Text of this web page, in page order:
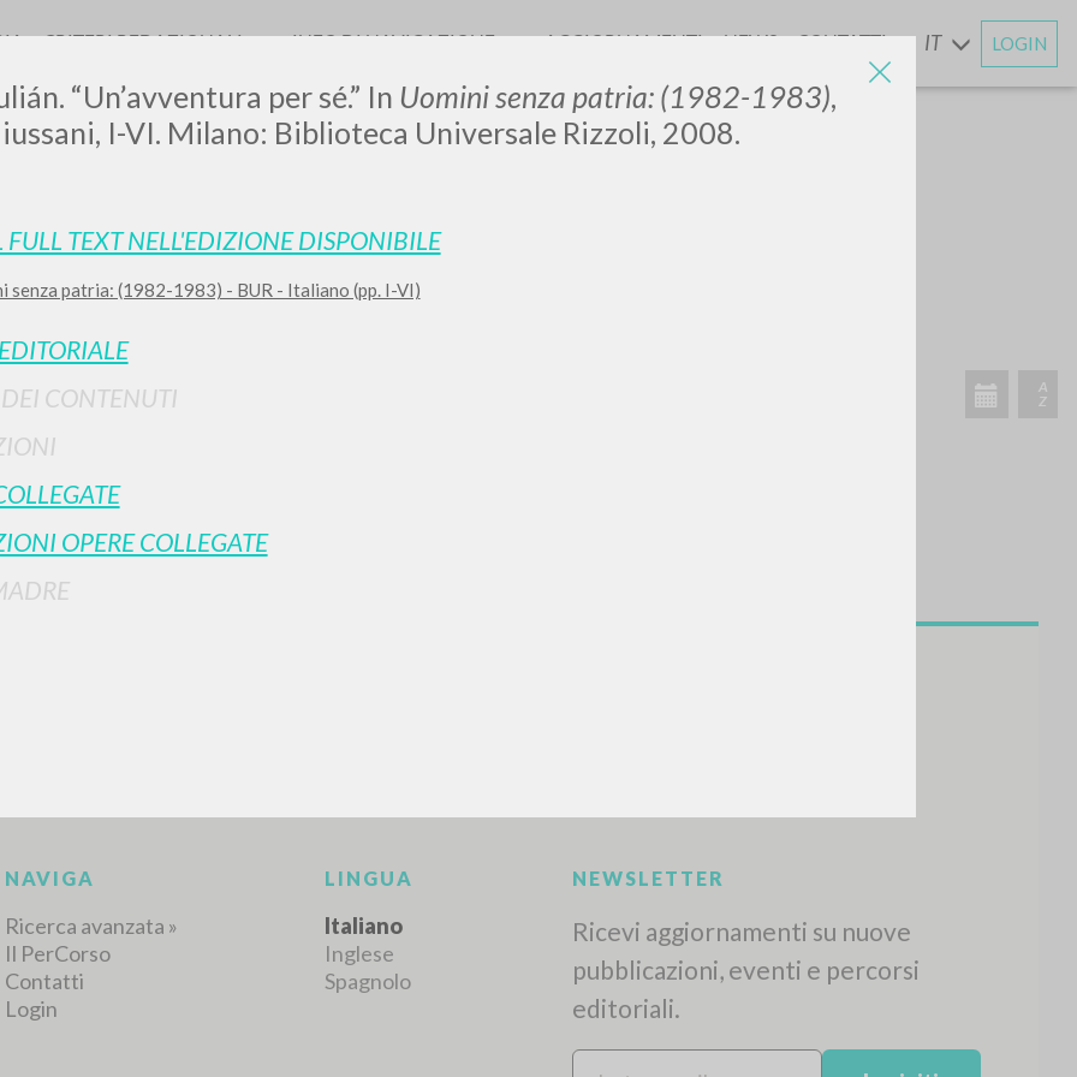
“Un’avventura per sé.” In Uomini senza patria: (1982-1983),
I-VI. Milano: Biblioteca Universale Rizzoli, 2008.
FULL TEXT NELL'EDIZIONE DISPONIBILE
senza patria: (1982-1983) - BUR - Italiano (pp. I-VI)
CONTENUTI
OPERE COLLEGATE
CRITERI REDAZIONALI INFO DI NAVIGAZIONE AGGIORNAMENTIENEWS CONTATTI IT LOGIN
risultati ancora più precisi? Utilizza laRICERCA AVANZATA »
0
Visualizza dettagli per tipologia
LINGUA
NAVIGA LINGUA NEWSLETTER
Ricevi aggiornamenti su nuove